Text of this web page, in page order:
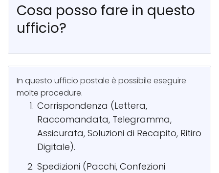
Cosa posso fare in questo
ufficio?
In questo ufficio postale è possibile eseguire
molte procedure.
Corrispondenza (Lettera,
Raccomandata, Telegramma,
Assicurata, Soluzioni di Recapito, Ritiro
Digitale).
Spedizioni (Pacchi, Confezioni